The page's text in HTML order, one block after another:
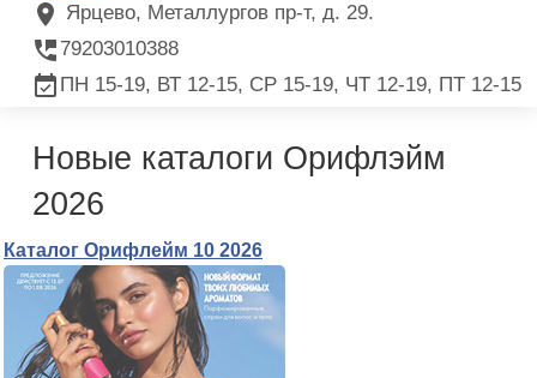
Ярцево, Металлургов пр-т, д. 29.
79203010388
ПН 15-19, ВТ 12-15, СР 15-19, ЧТ 12-19, ПТ 12-15
Новые каталоги Орифлэйм
2026
Каталог Орифлейм 10 2026